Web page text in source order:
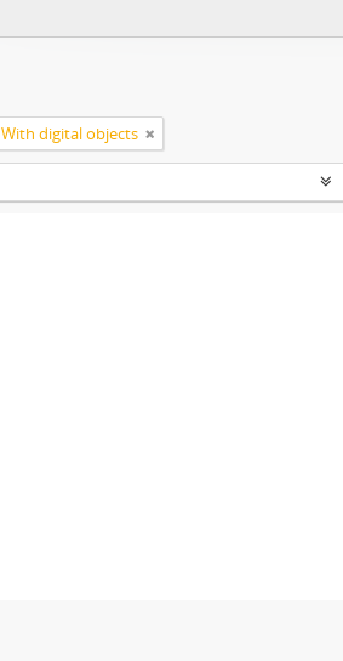
With digital objects